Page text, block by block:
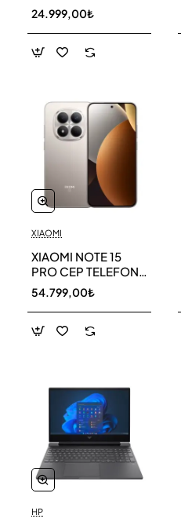
GB
24.999,00₺
XIAOMI
XIAOMI NOTE 15
PRO CEP TELEFONU
256 GB
54.799,00₺
HP